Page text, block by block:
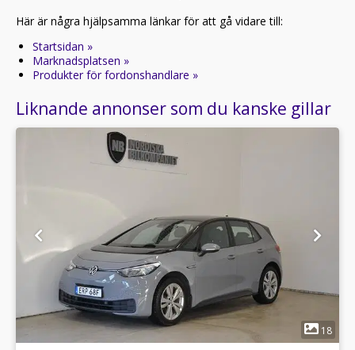
Här är några hjälpsamma länkar för att gå vidare till:
Startsidan »
Marknadsplatsen »
Produkter för fordonshandlare »
Liknande annonser som du kanske gillar
1
18